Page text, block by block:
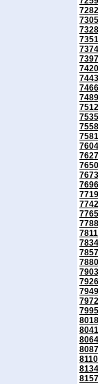
7282
7305
7328
7351
7374
7397
7420
7443
7466
7489
7512
7535
7558
7581
7604
7627
7650
7673
7696
7719
7742
7765
7788
7811
7834
7857
7880
7903
7926
7949
7972
7995
8018
8041
8064
8087
8110
8134
8157